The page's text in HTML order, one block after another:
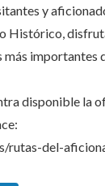
y
Histórico,
más importantes
disponible la
rutas-del-